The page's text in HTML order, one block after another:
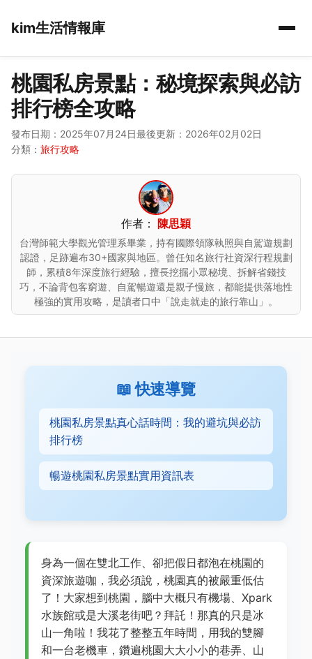
kim生活情報庫
桃園私房景點：秘境探索與必訪
排行榜全攻略
發布日期：2025年07月24日最後更新：2026年02月02日
分類： 旅行攻略
作者： 陳思穎
台灣師範大學觀光管理系畢業，持有國際領隊執照與自駕遊規劃
認證，足跡遍布30+國家與地區。曾任知名旅行社資深行程規劃
師，累積8年深度旅行經驗，擅長挖掘小眾秘境、拆解省錢技
巧，不論背包客窮遊、自駕暢遊還是親子慢旅，都能提供落地性
極強的實用攻略，是讀者口中「說走就走的旅行靠山」。
📖 快速導覽
桃園私房景點真心話時間：我的避坑與必訪
排行榜
暢遊桃園私房景點實用資訊表
身為一個在雙北工作、卻把假日都泡在桃園的
資深旅遊咖，我必須說，桃園真的被嚴重低估
了！大家想到桃園，腦中大概只有機場、Xpark
水族館或是大溪老街吧？拜託！那真的只是冰
山一角啦！我花了整整五年時間，用我的雙腳
和一台老機車，鑽遍桃園大大小小的巷弄、山